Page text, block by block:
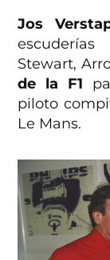
Jos
Stewart,
de la F1
piloto
Le Mans.